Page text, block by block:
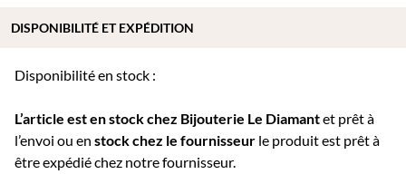
Disponibilité en stock :
L’article est en stock chez Bijouterie Le Diamantet prêt à
l’envoi ou en stock chez le fournisseur le produit est prêt à
être expédié chez notre fournisseur.
DISPONIBILITÉ ET EXPÉDITION